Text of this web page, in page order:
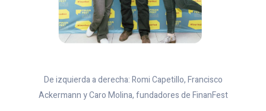
De izquierda a derecha: Romi Capetillo, Francisco
Ackermann y Caro Molina, fundadores de FinanFest